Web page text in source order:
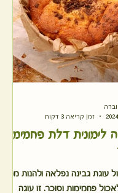
לימונית דלת פחמימה
גבינה נפלאה ולהנות ממנה
מאוד, וגם לא לאכול פחמימות וסוכר. זו עוגה
זמן קריאה 3 דקות